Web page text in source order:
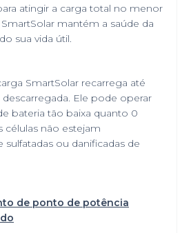
atingir a carga total no menor
mantém a saúde da
sua vida útil.
SmartSolar recarrega até
Ele pode operar
bateria tão baixa quanto 0
células não estejam
ou danificadas de
de ponto de potência